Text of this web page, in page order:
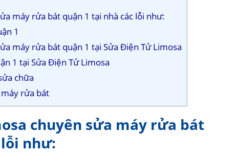
máy rửa bát quận 1 tại nhà các lỗi như:
1
máy rửa bát quận 1 tại Sửa Điện Tử Limosa
1 tại Sửa Điện Tử Limosa
chữa
rửa bát
chuyên sửa máy rửa bát
như: